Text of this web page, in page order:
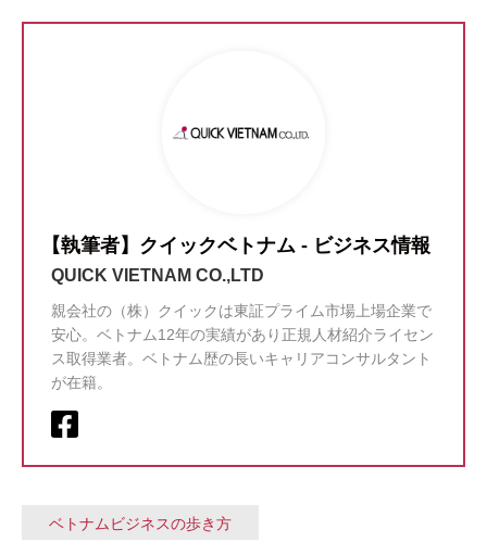
【執筆者】クイックベトナム - ビジネス情報
QUICK VIETNAM CO.,LTD
親会社の（株）クイックは東証プライム市場上場企業で
安心。ベトナム12年の実績があり正規人材紹介ライセン
ス取得業者。ベトナム歴の長いキャリアコンサルタント
が在籍。
ベトナムビジネスの歩き方